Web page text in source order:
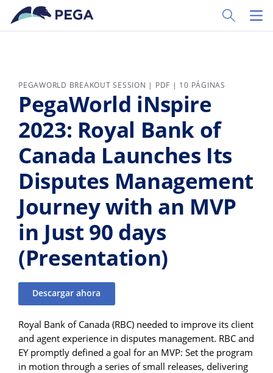
Ir al contenido principal
Toggle
PEGAWORLD BREAKOUT SESSION | PDF | 10 PÁGINAS
PegaWorld iNspire
2023: Royal Bank of
Canada Launches Its
Disputes Management
Journey with an MVP
in Just 90 days
(Presentation)
Descargar ahora
Royal Bank of Canada (RBC) needed to improve its client
and agent experience in disputes management. RBC and
EY promptly defined a goal for an MVP: Set the program
in motion through a series of small releases, delivering